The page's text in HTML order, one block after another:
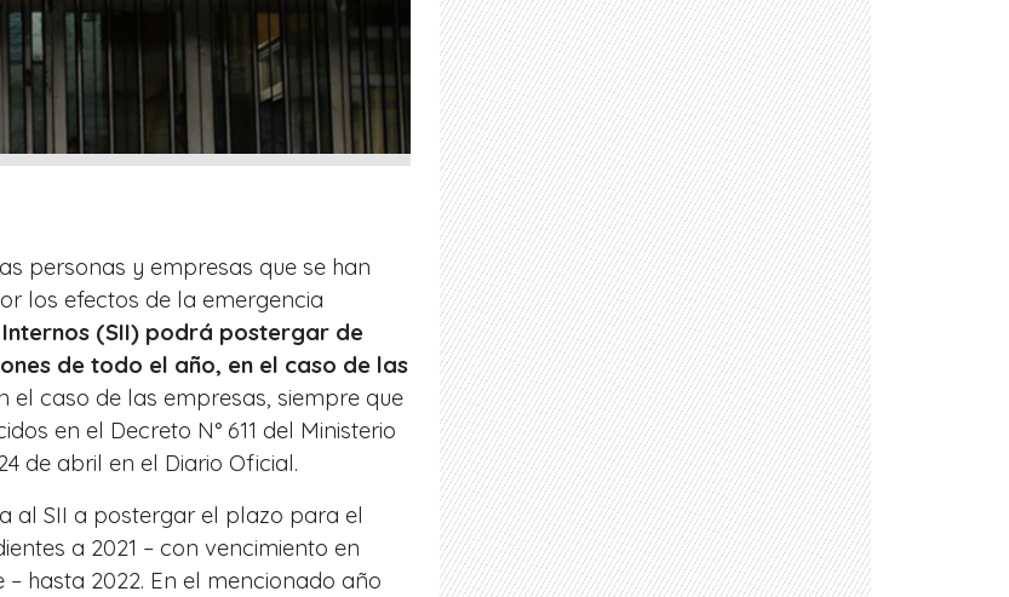
personas y empresas que se han
los efectos de la emergencia
(SII) podrá postergar de
de todo el año, en el caso de las
el caso de las empresas, siempre que
en el Decreto N° 611 del Ministerio
de abril en el Diario Oficial.
al SII a postergar el plazo para el
a 2021 – con vencimiento en
hasta 2022. En el mencionado año